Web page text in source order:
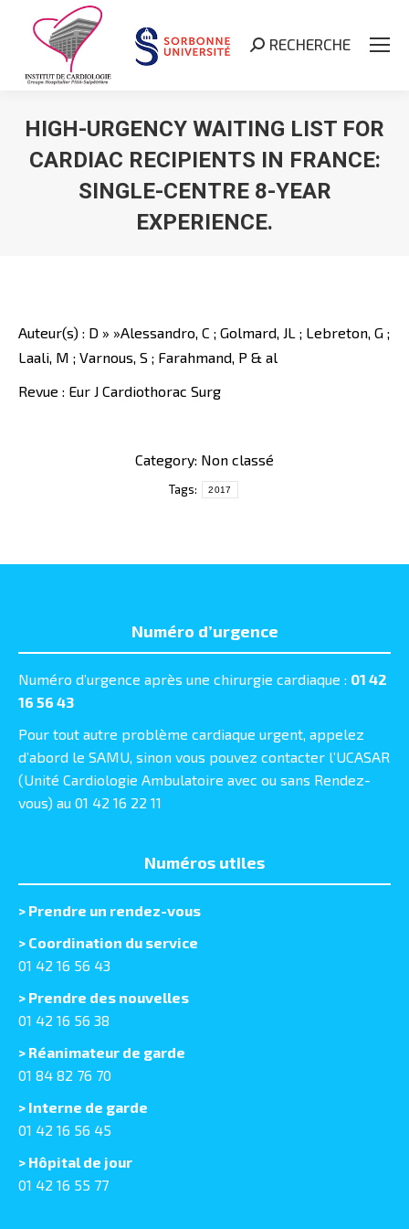
Search:
RECHERCHE
HIGH-URGENCY WAITING LIST FOR
CARDIAC RECIPIENTS IN FRANCE:
SINGLE-CENTRE 8-YEAR
EXPERIENCE.
Auteur(s) : D » »Alessandro, C ; Golmard, JL ; Lebreton, G ;
Laali, M ; Varnous, S ; Farahmand, P & al
Revue : Eur J Cardiothorac Surg
Category: Non classé
Tags: 2017
Numéro d’urgence
Numéro d’urgence après une chirurgie cardiaque : 01 42
16 56 43
Pour tout autre problème cardiaque urgent, appelez
d’abord le SAMU, sinon vous pouvez contacter l’UCASAR
(Unité Cardiologie Ambulatoire avec ou sans Rendez-
vous) au 01 42 16 22 11
Numéros utiles
> Prendre un rendez-vous
> Coordination du service
01 42 16 56 43
> Prendre des nouvelles
01 42 16 56 38
> Réanimateur de garde
01 84 82 76 70
> Interne de garde
01 42 16 56 45
> Hôpital de jour
01 42 16 55 77